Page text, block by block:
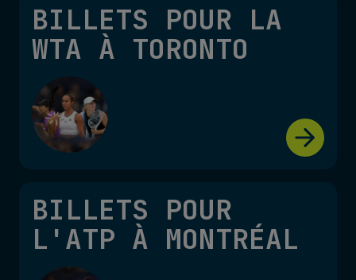
BILLETS POUR LA
WTA À TORONTO
BILLETS POUR
L'ATP À MONTRÉAL